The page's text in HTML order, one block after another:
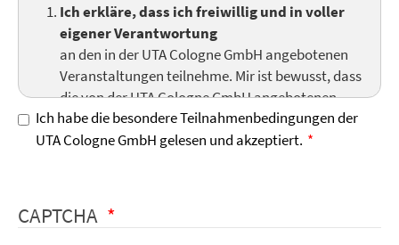
Ich erkläre, dass ich freiwillig und in voller
eigener Verantwortung
an den in der UTA Cologne GmbH angebotenen
Veranstaltungen teilnehme. Mir ist bewusst, dass
die von der UTA Cologne GmbH angebotenen
Seminare und Einzelsitzungen keine ärztliche
Hilfe im klassischen medizinischen Sinne sind,
verpflichte mich, die Regeln und Anweisungen
der Seminarleitung und des Hauses zu
Ich habe die besondere Teilnahmenbedingungen der
UTA Cologne GmbH gelesen und akzeptiert.
CAPTCHA